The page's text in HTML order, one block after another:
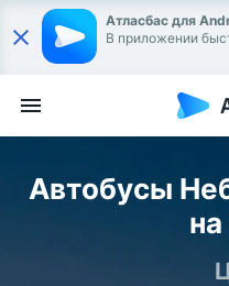
Атласбас для
В приложении
Автобусы
на